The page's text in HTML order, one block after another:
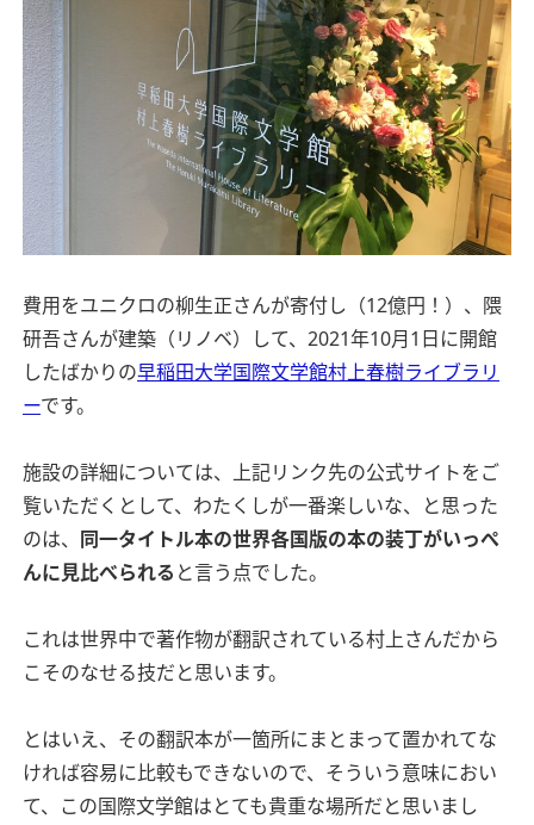
費用をユニクロの柳生正さんが寄付し（12億円！）、隈
研吾さんが建築（リノベ）して、2021年10月1日に開館
したばかりの早稲田大学国際文学館村上春樹ライブラリ
ーです。
施設の詳細については、上記リンク先の公式サイトをご
覧いただくとして、わたくしが一番楽しいな、と思った
のは、 同一タイトル本の世界各国版の本の装丁がいっぺ
んに見比べられる と言う点でした。
これは世界中で著作物が翻訳されている村上さんだから
こそのなせる技だと思います。
とはいえ、その翻訳本が一箇所にまとまって置かれてな
ければ容易に比較もできないので、そういう意味におい
て、この国際文学館はとても貴重な場所だと思いまし